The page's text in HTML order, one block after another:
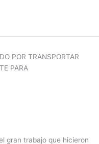
POR TRANSPORTAR
PARA
gran trabajo que hicieron